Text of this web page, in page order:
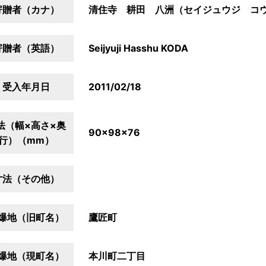
者（カナ） 清住寺 耕田 八洲（セイジュウジ コ
者（英語） Seijyuji Hasshu KODA
受入年月日 2011/02/18
（幅×高さ×奥
）（mm）
90×98×76
（その他）
地（旧町名） 鷹匠町
地（現町名） 本川町二丁目